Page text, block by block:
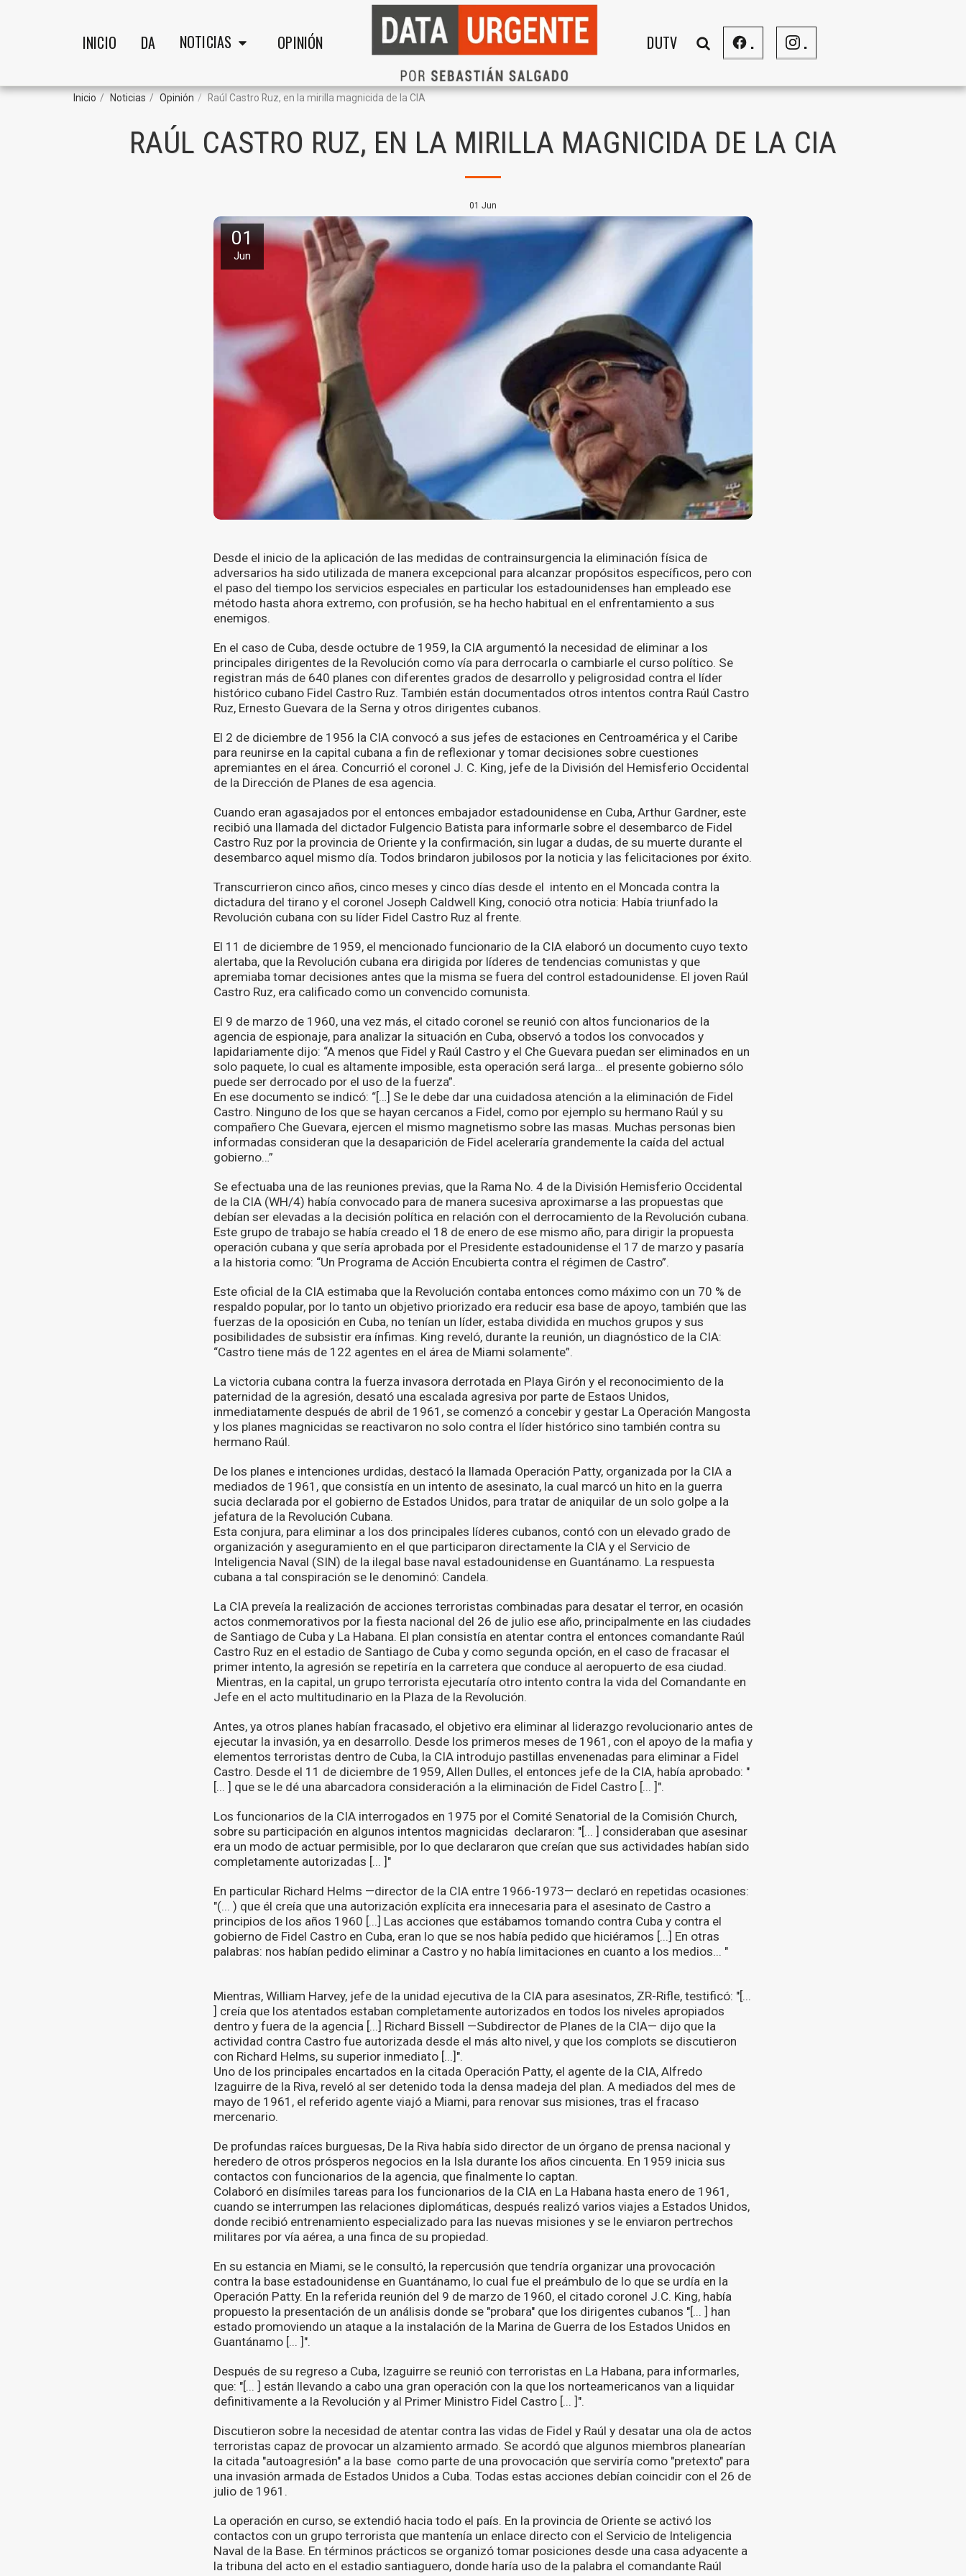
INICIO DA NOTICIAS OPINIÓN DUTV . .
Inicio Noticias Opinión Raúl Castro Ruz, en la mirilla magnicida de la CIA
RAÚL CASTRO RUZ, EN LA MIRILLA MAGNICIDA DE LA CIA
01 Jun
01
Jun
Desde el inicio de la aplicación de las medidas de contrainsurgencia la eliminación física de
adversarios ha sido utilizada de manera excepcional para alcanzar propósitos específicos, pero con
el paso del tiempo los servicios especiales en particular los estadounidenses han empleado ese
método hasta ahora extremo, con profusión, se ha hecho habitual en el enfrentamiento a sus
enemigos.
En el caso de Cuba, desde octubre de 1959, la CIA argumentó la necesidad de eliminar a los
principales dirigentes de la Revolución como vía para derrocarla o cambiarle el curso político. Se
registran más de 640 planes con diferentes grados de desarrollo y peligrosidad contra el líder
histórico cubano Fidel Castro Ruz. También están documentados otros intentos contra Raúl Castro
Ruz, Ernesto Guevara de la Serna y otros dirigentes cubanos.
El 2 de diciembre de 1956 la CIA convocó a sus jefes de estaciones en Centroamérica y el Caribe
para reunirse en la capital cubana a fin de reflexionar y tomar decisiones sobre cuestiones
apremiantes en el área. Concurrió el coronel J. C. King, jefe de la División del Hemisferio Occidental
de la Dirección de Planes de esa agencia.
Cuando eran agasajados por el entonces embajador estadounidense en Cuba, Arthur Gardner, este
recibió una llamada del dictador Fulgencio Batista para informarle sobre el desembarco de Fidel
Castro Ruz por la provincia de Oriente y la confirmación, sin lugar a dudas, de su muerte durante el
desembarco aquel mismo día. Todos brindaron jubilosos por la noticia y las felicitaciones por éxito.
Transcurrieron cinco años, cinco meses y cinco días desde el intento en el Moncada contra la
dictadura del tirano y el coronel Joseph Caldwell King, conoció otra noticia: Había triunfado la
Revolución cubana con su líder Fidel Castro Ruz al frente.
El 11 de diciembre de 1959, el mencionado funcionario de la CIA elaboró un documento cuyo texto
alertaba, que la Revolución cubana era dirigida por líderes de tendencias comunistas y que
apremiaba tomar decisiones antes que la misma se fuera del control estadounidense. El joven Raúl
Castro Ruz, era calificado como un convencido comunista.
El 9 de marzo de 1960, una vez más, el citado coronel se reunió con altos funcionarios de la
agencia de espionaje, para analizar la situación en Cuba, observó a todos los convocados y
lapidariamente dijo: “A menos que Fidel y Raúl Castro y el Che Guevara puedan ser eliminados en un
solo paquete, lo cual es altamente imposible, esta operación será larga… el presente gobierno sólo
puede ser derrocado por el uso de la fuerza”.
En ese documento se indicó: “[…] Se le debe dar una cuidadosa atención a la eliminación de Fidel
Castro. Ninguno de los que se hayan cercanos a Fidel, como por ejemplo su hermano Raúl y su
compañero Che Guevara, ejercen el mismo magnetismo sobre las masas. Muchas personas bien
informadas consideran que la desaparición de Fidel aceleraría grandemente la caída del actual
gobierno…”
Se efectuaba una de las reuniones previas, que la Rama No. 4 de la División Hemisferio Occidental
de la CIA (WH/4) había convocado para de manera sucesiva aproximarse a las propuestas que
debían ser elevadas a la decisión política en relación con el derrocamiento de la Revolución cubana.
Este grupo de trabajo se había creado el 18 de enero de ese mismo año, para dirigir la propuesta
operación cubana y que sería aprobada por el Presidente estadounidense el 17 de marzo y pasaría
a la historia como: “Un Programa de Acción Encubierta contra el régimen de Castro”.
Este oficial de la CIA estimaba que la Revolución contaba entonces como máximo con un 70 % de
respaldo popular, por lo tanto un objetivo priorizado era reducir esa base de apoyo, también que las
fuerzas de la oposición en Cuba, no tenían un líder, estaba dividida en muchos grupos y sus
posibilidades de subsistir era ínfimas. King reveló, durante la reunión, un diagnóstico de la CIA:
“Castro tiene más de 122 agentes en el área de Miami solamente”.
La victoria cubana contra la fuerza invasora derrotada en Playa Girón y el reconocimiento de la
paternidad de la agresión, desató una escalada agresiva por parte de Estaos Unidos,
inmediatamente después de abril de 1961, se comenzó a concebir y gestar La Operación Mangosta
y los planes magnicidas se reactivaron no solo contra el líder histórico sino también contra su
hermano Raúl.
De los planes e intenciones urdidas, destacó la llamada Operación Patty, organizada por la CIA a
mediados de 1961, que consistía en un intento de asesinato, la cual marcó un hito en la guerra
sucia declarada por el gobierno de Estados Unidos, para tratar de aniquilar de un solo golpe a la
jefatura de la Revolución Cubana.
Esta conjura, para eliminar a los dos principales líderes cubanos, contó con un elevado grado de
organización y aseguramiento en el que participaron directamente la CIA y el Servicio de
Inteligencia Naval (SIN) de la ilegal base naval estadounidense en Guantánamo. La respuesta
cubana a tal conspiración se le denominó: Candela.
La CIA preveía la realización de acciones terroristas combinadas para desatar el terror, en ocasión
actos conmemorativos por la fiesta nacional del 26 de julio ese año, principalmente en las ciudades
de Santiago de Cuba y La Habana. El plan consistía en atentar contra el entonces comandante Raúl
Castro Ruz en el estadio de Santiago de Cuba y como segunda opción, en el caso de fracasar el
primer intento, la agresión se repetiría en la carretera que conduce al aeropuerto de esa ciudad.
Mientras, en la capital, un grupo terrorista ejecutaría otro intento contra la vida del Comandante en
Jefe en el acto multitudinario en la Plaza de la Revolución.
Antes, ya otros planes habían fracasado, el objetivo era eliminar al liderazgo revolucionario antes de
ejecutar la invasión, ya en desarrollo. Desde los primeros meses de 1961, con el apoyo de la mafia y
elementos terroristas dentro de Cuba, la CIA introdujo pastillas envenenadas para eliminar a Fidel
Castro. Desde el 11 de diciembre de 1959, Allen Dulles, el entonces jefe de la CIA, había aprobado: "
[... ] que se le dé una abarcadora consideración a la eliminación de Fidel Castro [... ]".
Los funcionarios de la CIA interrogados en 1975 por el Comité Senatorial de la Comisión Church,
sobre su participación en algunos intentos magnicidas declararon: "[... ] consideraban que asesinar
era un modo de actuar permisible, por lo que declararon que creían que sus actividades habían sido
completamente autorizadas [... ]"
En particular Richard Helms —director de la CIA entre 1966-1973— declaró en repetidas ocasiones:
"(... ) que él creía que una autorización explícita era innecesaria para el asesinato de Castro a
principios de los años 1960 [...] Las acciones que estábamos tomando contra Cuba y contra el
gobierno de Fidel Castro en Cuba, eran lo que se nos había pedido que hiciéramos [...] En otras
palabras: nos habían pedido eliminar a Castro y no había limitaciones en cuanto a los medios... "
Mientras, William Harvey, jefe de la unidad ejecutiva de la CIA para asesinatos, ZR-Rifle, testificó: "[...
] creía que los atentados estaban completamente autorizados en todos los niveles apropiados
dentro y fuera de la agencia [...] Richard Bissell —Subdirector de Planes de la CIA— dijo que la
actividad contra Castro fue autorizada desde el más alto nivel, y que los complots se discutieron
con Richard Helms, su superior inmediato [...]".
Uno de los principales encartados en la citada Operación Patty, el agente de la CIA, Alfredo
Izaguirre de la Riva, reveló al ser detenido toda la densa madeja del plan. A mediados del mes de
mayo de 1961, el referido agente viajó a Miami, para renovar sus misiones, tras el fracaso
mercenario.
De profundas raíces burguesas, De la Riva había sido director de un órgano de prensa nacional y
heredero de otros prósperos negocios en la Isla durante los años cincuenta. En 1959 inicia sus
contactos con funcionarios de la agencia, que finalmente lo captan.
Colaboró en disímiles tareas para los funcionarios de la CIA en La Habana hasta enero de 1961,
cuando se interrumpen las relaciones diplomáticas, después realizó varios viajes a Estados Unidos,
donde recibió entrenamiento especializado para las nuevas misiones y se le enviaron pertrechos
militares por vía aérea, a una finca de su propiedad.
En su estancia en Miami, se le consultó, la repercusión que tendría organizar una provocación
contra la base estadounidense en Guantánamo, lo cual fue el preámbulo de lo que se urdía en la
Operación Patty. En la referida reunión del 9 de marzo de 1960, el citado coronel J.C. King, había
propuesto la presentación de un análisis donde se "probara" que los dirigentes cubanos "[... ] han
estado promoviendo un ataque a la instalación de la Marina de Guerra de los Estados Unidos en
Guantánamo [... ]".
Después de su regreso a Cuba, Izaguirre se reunió con terroristas en La Habana, para informarles,
que: "[... ] están llevando a cabo una gran operación con la que los norteamericanos van a liquidar
definitivamente a la Revolución y al Primer Ministro Fidel Castro [... ]".
Discutieron sobre la necesidad de atentar contra las vidas de Fidel y Raúl y desatar una ola de actos
terroristas capaz de provocar un alzamiento armado. Se acordó que algunos miembros planearían
la citada "autoagresión" a la base como parte de una provocación que serviría como "pretexto" para
una invasión armada de Estados Unidos a Cuba. Todas estas acciones debían coincidir con el 26 de
julio de 1961.
La operación en curso, se extendió hacia todo el país. En la provincia de Oriente se activó los
contactos con un grupo terrorista que mantenía un enlace directo con el Servicio de Inteligencia
Naval de la Base. En términos prácticos se organizó tomar posiciones desde una casa adyacente a
la tribuna del acto en el estadio santiaguero, donde haría uso de la palabra el comandante Raúl